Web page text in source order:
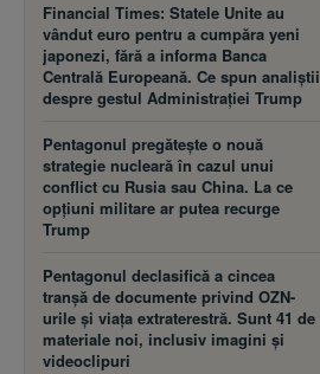
Financial Times: Statele Unite au
vândut euro pentru a cumpăra yeni
japonezi, fără a informa Banca
Centrală Europeană. Ce spun analiștii
despre gestul Administrației Trump
Pentagonul pregătește o nouă
strategie nucleară în cazul unui
conflict cu Rusia sau China. La ce
opțiuni militare ar putea recurge
Trump
Pentagonul declasifică a cincea
tranșă de documente privind OZN-
urile și viața extraterestră. Sunt 41 de
materiale noi, inclusiv imagini și
videoclipuri